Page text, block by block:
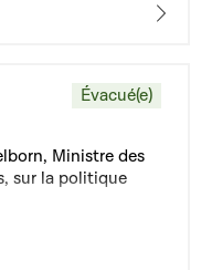
Évacué(e)
Ministre des
sur la politique